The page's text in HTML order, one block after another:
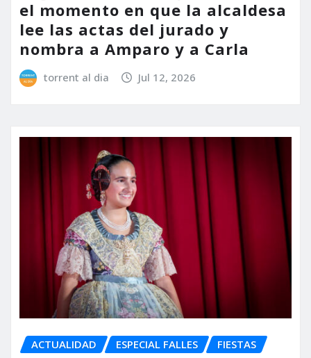
el momento en que la alcaldesa
lee las actas del jurado y
nombra a Amparo y a Carla
torrent al dia Jul 12, 2026
ACTUALIDAD ESPECIAL FALLES FIESTAS